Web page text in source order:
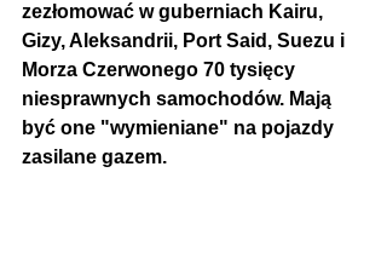
zezłomować w guberniach Kairu,
Gizy, Aleksandrii, Port Said, Suezu i
Morza Czerwonego 70 tysięcy
niesprawnych samochodów. Mają
być one "wymieniane" na pojazdy
zasilane gazem.